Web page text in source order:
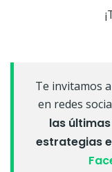
Te invitamos
en redes
las
estrategias